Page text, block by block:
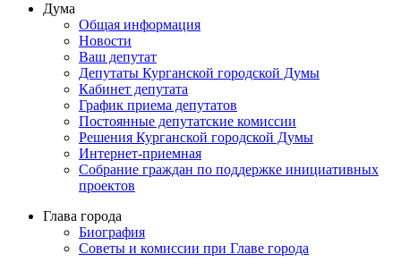
Дума
Общая информация
Новости
Ваш депутат
Депутаты Курганской городской Думы
Кабинет депутата
График приема депутатов
Постоянные депутатские комиссии
Решения Курганской городской Думы
Интернет-приемная
Собрание граждан по поддержке инициативных
проектов
Глава города
Биография
Советы и комиссии при Главе города